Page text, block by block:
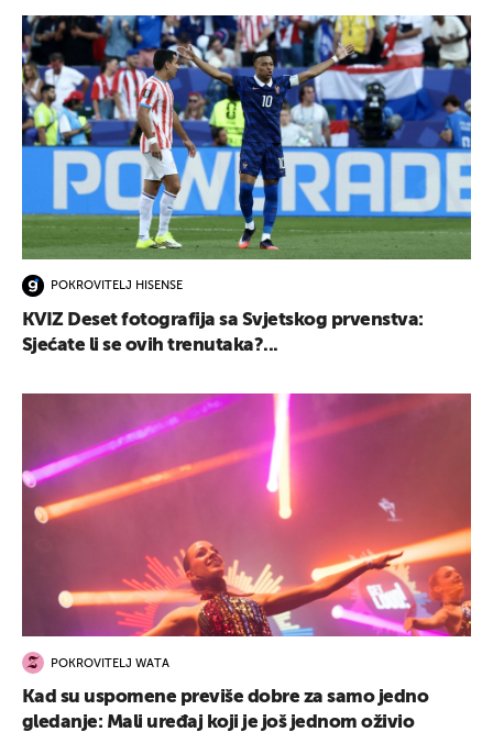
POKROVITELJ HISENSE
KVIZ Deset fotografija sa Svjetskog prvenstva:
Sjećate li se ovih trenutaka?...
POKROVITELJ WATA
Kad su uspomene previše dobre za samo jedno
gledanje: Mali uređaj koji je još jednom oživio